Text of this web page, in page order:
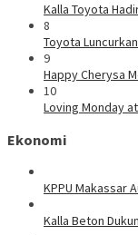
Kalla Toyota
8
Toyota
9
Happy Cherysa
10
Loving Monday
Ekonomi
KPPU Makassar
Kalla Beton